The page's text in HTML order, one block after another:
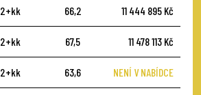
2+kk 66,2 11 444 895 Kč
2+kk 67,5 11 478 113 Kč
2+kk 63,6 NENÍ V NABÍDCE